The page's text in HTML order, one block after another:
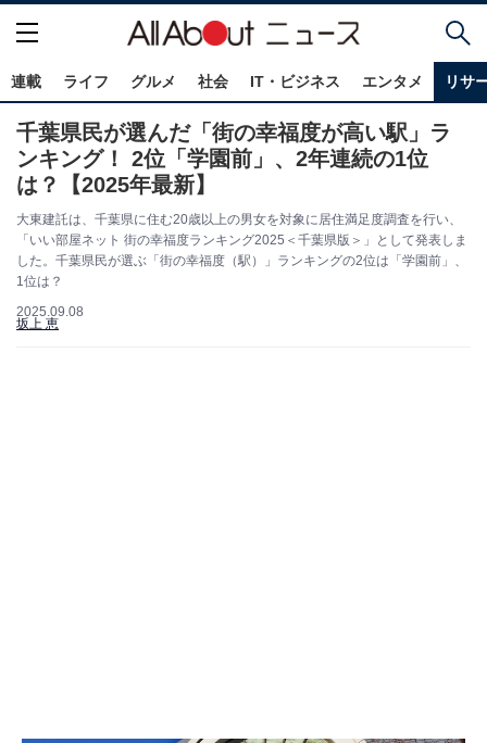
連載 ライフ グルメ 社会 IT・ビジネス エンタメ リサ
千葉県民が選んだ「街の幸福度が高い駅」ラ
ンキング！ 2位「学園前」、2年連続の1位
は？【2025年最新】
大東建託は、千葉県に住む20歳以上の男女を対象に居住満足度調査を行い、
「いい部屋ネット 街の幸福度ランキング2025＜千葉県版＞」として発表しま
した。千葉県民が選ぶ「街の幸福度（駅）」ランキングの2位は「学園前」、
1位は？
2025.09.08
坂上 恵